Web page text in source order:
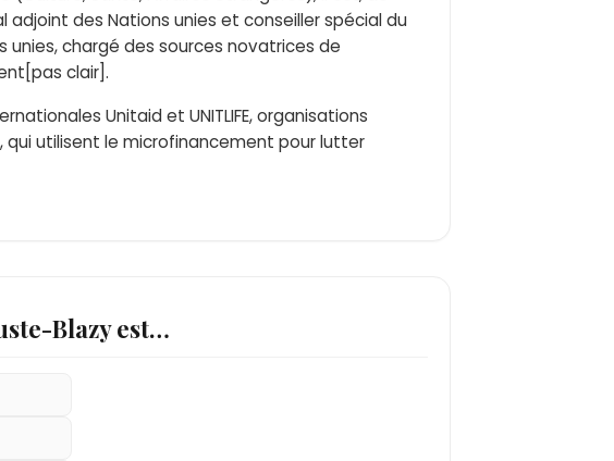
adjoint des Nations unies et conseiller spécial du
unies, chargé des sources novatrices de
clair].
Unitaid et UNITLIFE, organisations
qui utilisent le microfinancement pour lutter
Blazy est…